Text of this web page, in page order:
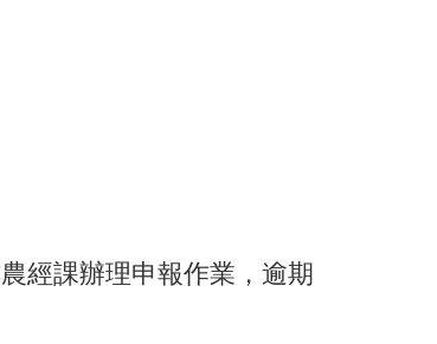
農經課辦理申報作業，逾期